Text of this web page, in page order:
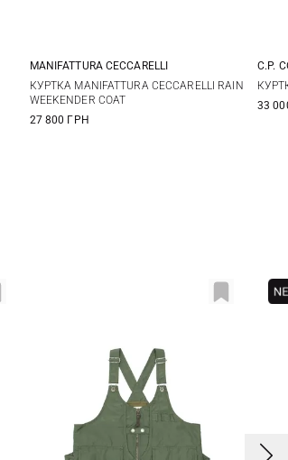
40 42 44 46
48
MANIFATTURA CECCARELLI
КУРТКА MANIFATTURA CECCARELLI RAIN
WEEKENDER COAT
27 800 ГРН
C.P.
33